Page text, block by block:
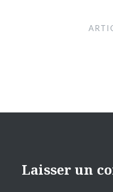
Laisser un